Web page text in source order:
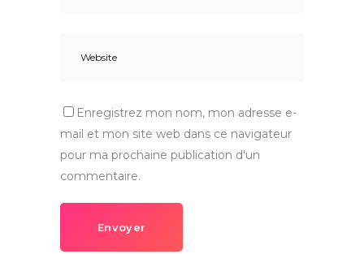
Enregistrez mon nom, mon adresse e-
mail et mon site web dans ce navigateur
pour ma prochaine publication d'un
commentaire.
Envoyer